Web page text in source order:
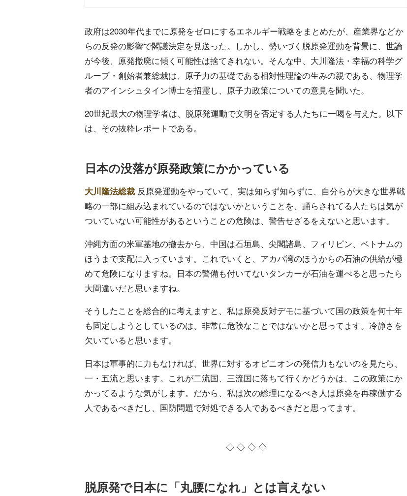
政府は2030年代までに原発をゼロにするエネルギー戦略をまとめたが、産業界などか
らの反発の影響で閣議決定を見送った。しかし、勢いづく脱原発運動を背景に、世論
が今後、原発撤廃に傾く可能性は捨てきれない。そんな中、大川隆法・幸福の科学グ
ループ・創始者兼総裁は、原子力の基礎である相対性理論の生みの親である、物理学
者のアインシュタイン博士を招霊し、原子力政策についての意見を聞いた。
20世紀最大の物理学者は、脱原発運動で文明を否定する人たちに一喝を与えた。以下
は、その抜粋レポートである。
日本の没落が原発政策にかかっている
大川隆法総裁 反原発運動をやっていて、実は知らず知らずに、自分らが大きな世界戦
略の一部に組み込まれているのではないかということを、踊らされてる人たちは気が
ついていない可能性があるということの危険は、警告せざるをえないと思います。
沖縄方面の米軍基地の撤去から、中国は石垣島、尖閣諸島、フィリピン、ベトナムの
ほうまで支配に入っています。これでいくと、アカバ湾のほうからの石油の供給が極
めて危険になりますね。日本の警備も付いてないタンカーが石油を運べると思ったら
大間違いだと思いますね。
そうしたことを総合的に考えますと、私は原発反対デモに基づいて国の政策を何十年
も固定しようとしているのは、非常に危険なことではないかと思ってます。冷静さを
欠いていると思います。
日本は軍事的に力もなければ、世界に対するオピニオンの発信力もないのを見たら、
一・五流と思います。これが二流国、三流国に落ちて行くかどうかは、この政策にか
かってるような気がします。だから、私は次の総理になるべき人は原発を再稼働する
人であるべきだし、国防問題で対処できる人であるべきだと思ってます。
◇ ◇ ◇ ◇
脱原発で日本に「丸腰になれ」とは言えない